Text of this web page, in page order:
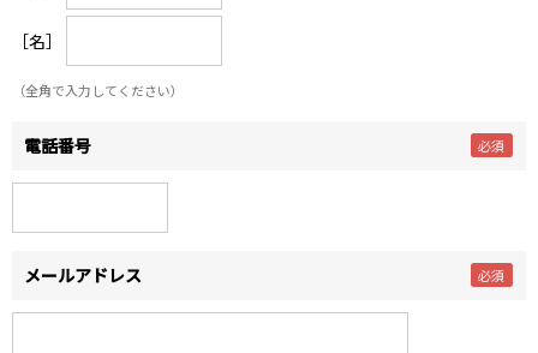
［名］
（全角で入力してください）
電話番号
メールアドレス